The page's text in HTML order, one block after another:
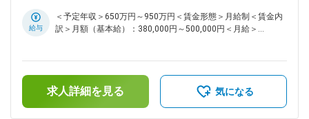
ン）や欧州・中国拠点メンバーとのグローバル協働開発 ・ア
ジャイル開発による要件定義→設計→実装→テスト→運用まで
配属先の事業内容： ・センシング事業部の4つの事業区分のう
ちの1つであり、自動車メーカーやそれを支えるTier1カンパニ
ー等に向けて、外観検査や測定ソリューションを提供する事業
です。同業界のリーディングカンパニーを2019年にM&Aによ
給与
＜予定年収＞650万円～950万円＜賃金形態＞月給制＜賃金内
訳＞月額（基本給）：380,000円～500,000円＜月給＞
り、選考を通じて上下する可能性があります。月給(月額)は固
定手当を含めた表記です。
求人詳細を見る 気になる